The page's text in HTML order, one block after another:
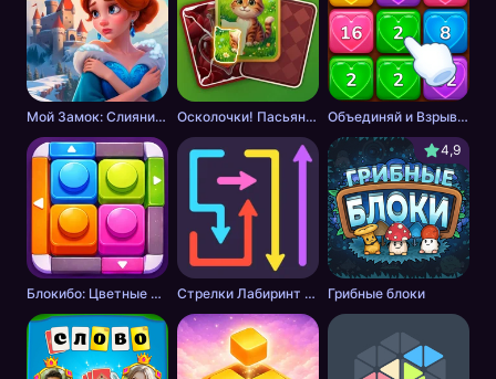
Мой Замок: Слияние и История Осколочки! Пасьянс Собери картинки Объединяй и Взрывай + 2048
Блокибо: Цветные блоки Стрелки Лабиринт - Цветной путь
4,9
Грибные блоки